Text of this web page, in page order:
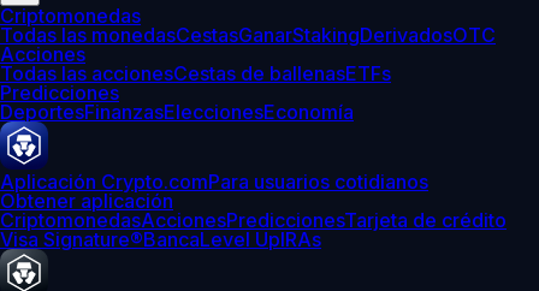
Criptomonedas
Todas las monedasCestasGanarStakingDerivadosOTC
Acciones
Todas las accionesCestas de ballenasETFs
Predicciones
DeportesFinanzasEleccionesEconomía
Aplicación Crypto.comPara usuarios cotidianos
Obtener aplicación
CriptomonedasAccionesPrediccionesTarjeta de crédito
Visa Signature®BancaLevel UpIRAs